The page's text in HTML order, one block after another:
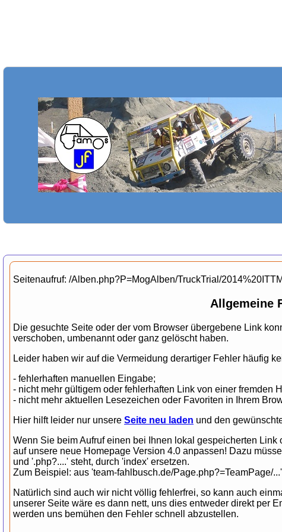
Seitenaufruf: /Alben.php?P=MogAlben/TruckTrial/
Allgemeine
Die gesuchte Seite oder der vom Browser übergebene Link
verschoben, umbenannt oder ganz gelöscht haben.
Leider haben wir auf die Vermeidung derartiger Fehler häufig
- fehlerhaften manuellen Eingabe;
- nicht mehr gültigem oder fehlerhaften Link von einer fremden
- nicht mehr aktuellen Lesezeichen oder Favoriten in Ihrem
Hier hilft leider nur unsere Seite neu laden und den
Wenn Sie beim Aufruf einen bei Ihnen lokal gespeicherten
auf unsere neue Homepage Version 4.0 anpassen! Dazu
und '.php?....' steht, durch 'index' ersetzen.
Zum Beispiel: aus 'team-fahlbusch.de/Page.php?=TeamPage/
Natürlich sind auch wir nicht völlig fehlerfrei, so kann auch
unserer Seite wäre es dann nett, uns dies entweder direkt per
werden uns bemühen den Fehler schnell abzustellen.